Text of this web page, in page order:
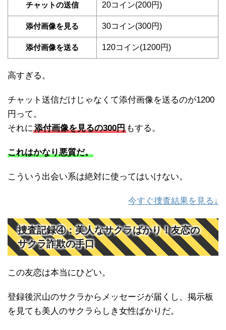
チャットの送信 20コイン(200円)
添付画像を見る 30コイン(300円)
添付画像を送る 120コイン(1200円)
高すぎる。
チャット送信だけじゃなくて添付画像を送るのが1200
円って。
それに添付画像を見るの300円 もする。
これはかなり悪質だ。
こういう出会い系は絶対に使ってはいけない。
今すぐ捜査結果を見る↓
捜査記録④：美人なサクラばかり！友恋の
サクラ詐欺の手口
この友恋は本当にひどい。
登録後沢山のサクラからメッセージが届くし、掲示板
を見ても美人のサクラらしき女性ばかりだ。